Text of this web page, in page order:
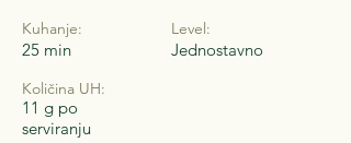
Kuhanje:
25 min
Količina UH:
11 g po
serviranju
Level:
Jednostavno